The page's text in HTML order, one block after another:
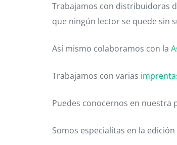
Trabajamos con distribuidoras
que ningún lector se quede sin
Así mismo colaboramos con la
Trabajamos con varias
Puedes conocernos en nuestra
Somos especialitas en la edición